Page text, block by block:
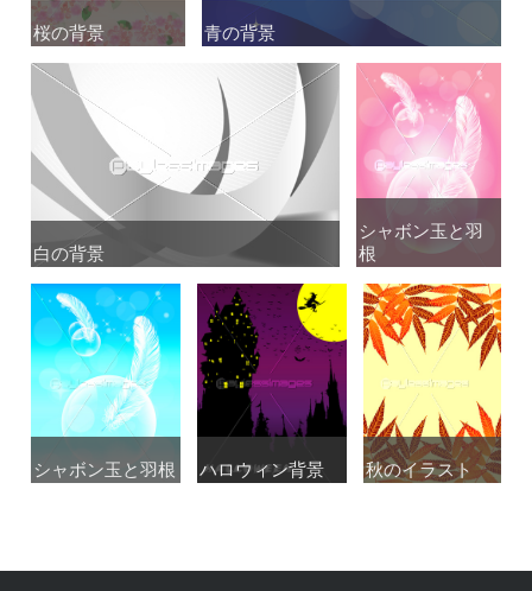
桜の背景
桜の背景 青の背景
青の背景
白の背景
白の背景
シャボン玉と羽
根
シャボン玉と羽
根
シャボン玉と羽根
シャボン玉と羽根 ハロウィン背景
ハロウィン背景 秋のイラスト
秋のイラスト